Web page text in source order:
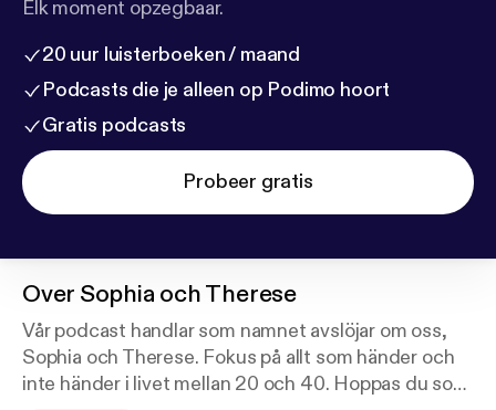
Elk moment opzegbaar.
20 uur luisterboeken / maand
Podcasts die je alleen op Podimo hoort
Gratis podcasts
Probeer gratis
Over Sophia och Therese
Vår podcast handlar som namnet avslöjar om oss,
Sophia och Therese. Fokus på allt som händer och
inte händer i livet mellan 20 och 40. Hoppas du som